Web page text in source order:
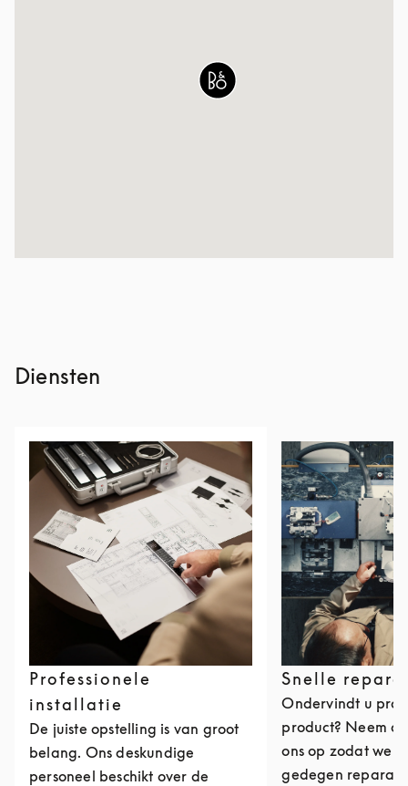
Diensten
Professionele
installatie
De juiste opstelling is van groot
belang. Ons deskundige
personeel beschikt over de
Snelle
Ondervindt u
product? Neem
ons op zodat we
gedegen